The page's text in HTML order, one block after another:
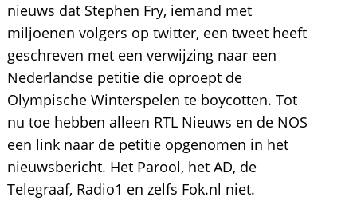
nieuws dat Stephen Fry, iemand met
miljoenen volgers op twitter, een tweet heeft
geschreven met een verwijzing naar een
Nederlandse petitie die oproept de
Olympische Winterspelen te boycotten. Tot
nu toe hebben alleen RTL Nieuws en de NOS
een link naar de petitie opgenomen in het
nieuwsbericht. Het Parool, het AD, de
Telegraaf, Radio1 en zelfs Fok.nl niet.